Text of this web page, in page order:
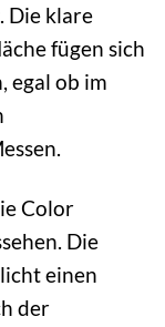
Die klare
fügen sich
egal ob im
Color
Die
einen
der